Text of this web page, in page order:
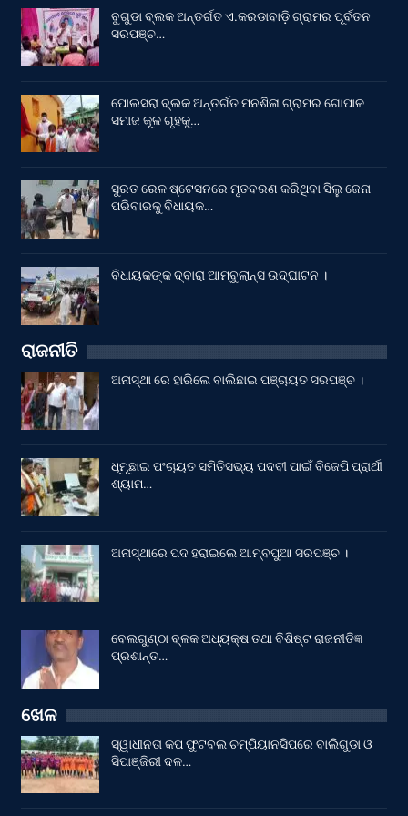
ବୁଗୁଡା ବ୍ଲକ ଅନ୍ତର୍ଗତ ଏ.କରଡାବାଡ଼ି ଗ୍ରାମର ପୂର୍ବତନ
ସରପଞ୍ଚ…
ପୋଲସରା ବ୍ଲକ ଅନ୍ତର୍ଗତ ମନଶିଳା ଗ୍ରାମର ଗୋପାଳ
ସମାଜ କୂଳ ଗୃହକୁ…
ସୁରତ ରେଳ ଷ୍ଟେସନରେ ମୃତବରଣ କରିଥିବା ସିଲୁ ଜେନା
ପରିବାରକୁ ବିଧାୟକ…
ବିଧାୟକଙ୍କ ଦ୍ବାରା ଆମ୍ବୁଲାନ୍ସ ଉଦ୍‌ଘାଟନ ।
ରାଜନୀତି
ଅନାସ୍ଥା ରେ ହାରିଲେ ବାଲିଛାଇ ପଞ୍ଚାୟତ ସରପଞ୍ଚ ।
ଧୂମୂଛାଇ ପଂଚାୟତ ସମିତିସଭ୍ୟ ପଦବୀ ପାଇଁ ବିଜେପି ପ୍ରାର୍ଥୀ
ଶ୍ୟାମ…
ଅନାସ୍ଥାରେ ପଦ ହରାଇଲେ ଆମ୍ବପୁଆ ସରପଞ୍ଚ ।
ବେଲଗୁଣ୍ଠା ବ୍ଳକ ଅଧ୍ୟକ୍ଷ ତଥା ବିଶିଷ୍ଟ ରାଜନୀତିଜ୍ଞ
ପ୍ରଶାନ୍ତ…
ଖେଳ
ସ୍ୱାଧୀନତା କପ ଫୁଟବଲ ଚମ୍ପିୟାନସିପରେ ବାଲିଗୁଡା ଓ
ସିପାଞ୍ଜିରୀ ଦଳ…